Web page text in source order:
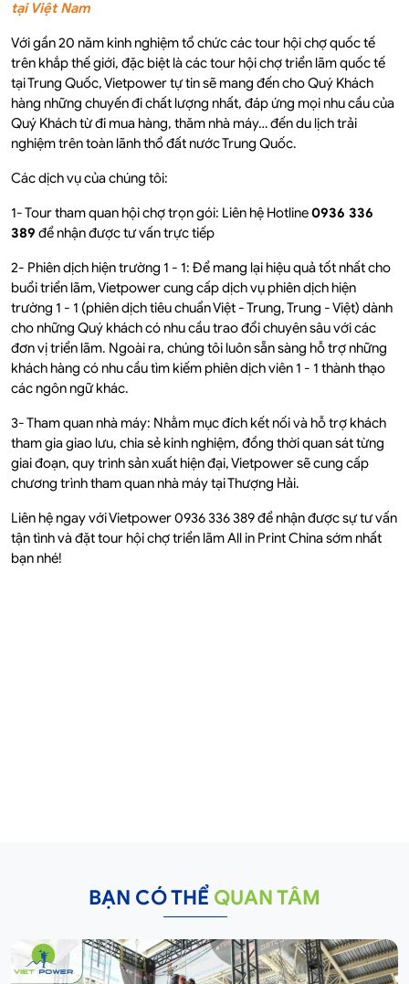
tại Việt Nam
Với gần 20 năm kinh nghiệm tổ chức các tour hội chợ quốc tế
trên khắp thế giới, đặc biệt là các tour hội chợ triển lãm quốc tế
tại Trung Quốc, Vietpower tự tin sẽ mang đến cho Quý Khách
hàng những chuyến đi chất lượng nhất, đáp ứng mọi nhu cầu của
Quý Khách từ đi mua hàng, thăm nhà máy… đến du lịch trải
nghiệm trên toàn lãnh thổ đất nước Trung Quốc.
Các dịch vụ của chúng tôi:
1- Tour tham quan hội chợ trọn gói: Liên hệ Hotline0936 336
389 để nhận được tư vấn trực tiếp
2- Phiên dịch hiện trường 1 - 1: Để mang lại hiệu quả tốt nhất cho
buổi triển lãm, Vietpower cung cấp dịch vụ phiên dịch hiện
trường 1 - 1 (phiên dịch tiêu chuẩn Việt - Trung, Trung - Việt) dành
cho những Quý khách có nhu cầu trao đổi chuyên sâu với các
đơn vị triển lãm. Ngoài ra, chúng tôi luôn sẵn sàng hỗ trợ những
khách hàng có nhu cầu tìm kiếm phiên dịch viên 1 - 1 thành thạo
các ngôn ngữ khác.
3- Tham quan nhà máy: Nhằm mục đích kết nối và hỗ trợ khách
tham gia giao lưu, chia sẻ kinh nghiệm, đồng thời quan sát từng
giai đoạn, quy trình sản xuất hiện đại, Vietpower sẽ cung cấp
chương trình tham quan nhà máy tại Thượng Hải.
Liên hệ ngay với Vietpower 0936 336 389 để nhận được sự tư vấn
tận tình và đặt tour hội chợ triển lãm All in Print China sớm nhất
bạn nhé!
BẠN CÓ THỂ QUAN TÂM